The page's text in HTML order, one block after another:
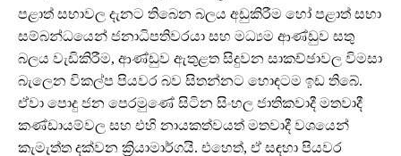
පළාත් සභාවල දැනට තිබෙන බලය අඩුකිරීම හෝ පළාත් සභා
සම්බන්ධයෙන් ජනාධිපතිවරයා සහ මධ්‍යම ආණ්ඩුව සතු
බලය වැඩිකිරීම, ආණ්ඩුව ඇතුළත සිදුවන සාකච්ඡාවල විමසා
බැලෙන විකල්ප පියවර බව සිතන්නට හොඳටම ඉඩ තිබේ.
ඒවා පොදු ජන පෙරමුණේ සිටින සිංහල ජාතිකවාදී මතවාදී
කණ්ඩායම්වල සහ එහි නායකත්වයත් මතවාදී වශයෙන්
කැමැත්ත දක්වන ක්‍රියාමාර්ගයි. එහෙත්, ඒ සඳහා පියවර